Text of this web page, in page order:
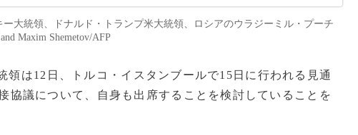
大統領、ドナルド・トランプ米大統領、ロシアのウラジーミル・プーチ
Maxim Shemetov/AFP
領は12日、トルコ・イスタンブールで15日に行われる見通
協議について、自身も出席することを検討していることを